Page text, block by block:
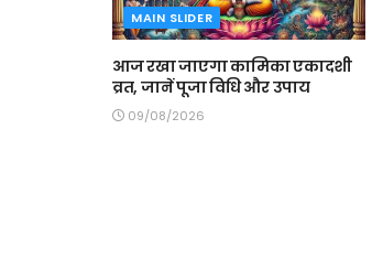
MAIN SLIDER
आज रखा जाएगा कामिका एकादशी
व्रत, जानें पूजा विधि और उपाय
09/08/2026